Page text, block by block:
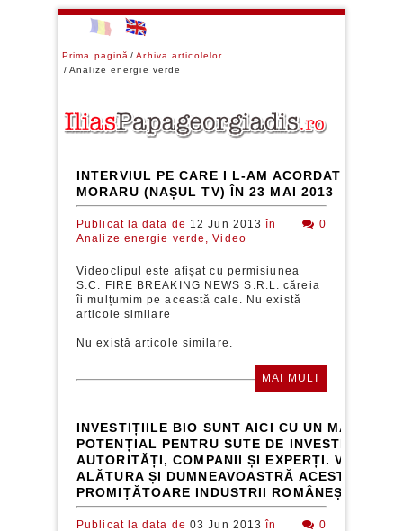
Prima pagină
Arhiva articolelor
Analize energie verde
INTERVIUL PE CARE I L-AM ACORDAT LUI
MORARU (NAȘUL TV) ÎN 23 MAI 2013
Publicat la data de 12 Jun 2013 în
Analize energie verde,
Video
0
Videoclipul este afișat cu permisiunea
S.C. FIRE BREAKING NEWS S.R.L. căreia
îi mulțumim pe această cale. Nu există
articole similare
Nu există articole similare.
MAI MULT
INVESTIȚIILE BIO SUNT AICI CU UN MARE
POTENȚIAL PENTRU SUTE DE INVESTITORI,
AUTORITĂȚI, COMPANII ȘI EXPERȚI. VĂ VEȚI
ALĂTURA ȘI DUMNEAVOASTRĂ ACESTEI NOI
PROMIȚĂTOARE INDUSTRII ROMÂNEȘTI?
Publicat la data de 03 Jun 2013 în
0